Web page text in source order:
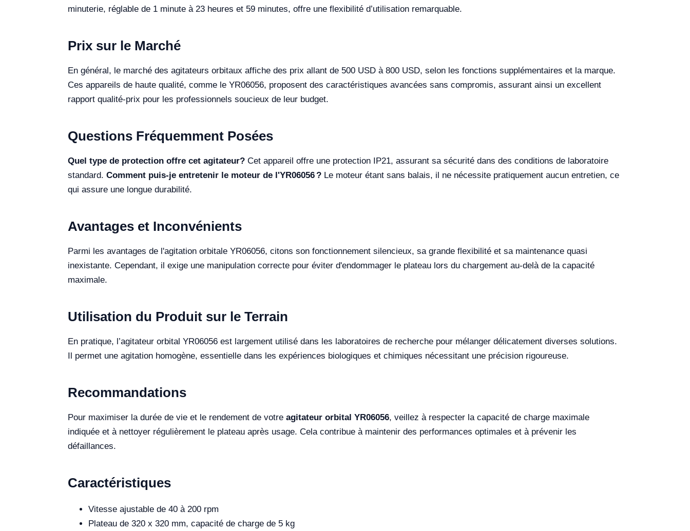
minuterie, réglable de 1 minute à 23 heures et 59 minutes, offre une flexibilité d’utilisation remarquable.
Prix sur le Marché
En général, le marché des agitateurs orbitaux affiche des prix allant de 500 USD à 800 USD, selon les fonctions supplémentaires et la marque.
Ces appareils de haute qualité, comme le YR06056, proposent des caractéristiques avancées sans compromis, assurant ainsi un excellent
rapport qualité-prix pour les professionnels soucieux de leur budget.
Questions Fréquemment Posées
Quel type de protection offre cet agitateur? Cet appareil offre une protection IP21, assurant sa sécurité dans des conditions de laboratoire
standard. Comment puis-je entretenir le moteur de l'YR06056 ? Le moteur étant sans balais, il ne nécessite pratiquement aucun entretien, ce
qui assure une longue durabilité.
Avantages et Inconvénients
Parmi les avantages de l'agitation orbitale YR06056, citons son fonctionnement silencieux, sa grande flexibilité et sa maintenance quasi
inexistante. Cependant, il exige une manipulation correcte pour éviter d'endommager le plateau lors du chargement au-delà de la capacité
maximale.
Utilisation du Produit sur le Terrain
En pratique, l’agitateur orbital YR06056 est largement utilisé dans les laboratoires de recherche pour mélanger délicatement diverses solutions.
Il permet une agitation homogène, essentielle dans les expériences biologiques et chimiques nécessitant une précision rigoureuse.
Recommandations
Pour maximiser la durée de vie et le rendement de votre agitateur orbital YR06056, veillez à respecter la capacité de charge maximale
indiquée et à nettoyer régulièrement le plateau après usage. Cela contribue à maintenir des performances optimales et à prévenir les
défaillances.
Caractéristiques
Vitesse ajustable de 40 à 200 rpm
Plateau de 320 x 320 mm, capacité de charge de 5 kg